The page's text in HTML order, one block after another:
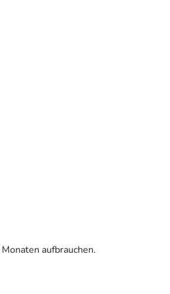
aufbrauchen.